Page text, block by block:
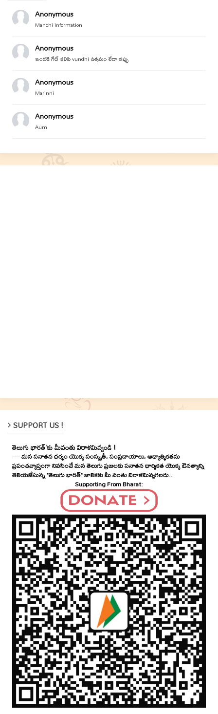
Anonymous
Manchi information
Anonymous
ఇంటికి గేట్ కలిపి vundhi ఉత్తమం లేదా తప్పు
Anonymous
Marinni
Anonymous
Aum
SUPPORT US !
తెలుగు భారత్'కు మీవంతు విరాళమివ్వండి !
----మన సనాతన ధర్మం యొక్క సంస్కృతీ, సంప్రదాయాలు, ఆధ్యాత్మికతను
ప్రపంచవ్యాప్తంగా నివసించే మన తెలుగు ప్రజలకు సనాతన ధార్మికత యొక్క ఔనత్యాన్ని
తెలియజేసున్న "తెలుగు భారత్" జాలికకు మీ వంతు విరాళమివ్వగలరు..
Supporting From Bharat: